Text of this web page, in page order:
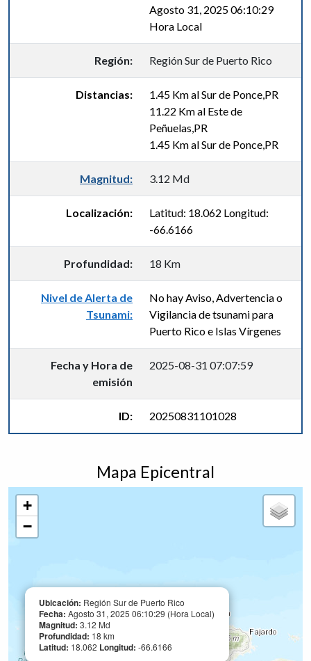
Agosto 31, 2025 06:10:29
Hora Local
Región: Región Sur de Puerto Rico
Distancias:
1.45 Km al Sur de Ponce,PR
11.22 Km al Este de
Peñuelas,PR
1.45 Km al Sur de Ponce,PR
Magnitud: 3.12 Md
Localización:
Latitud: 18.062 Longitud:
-66.6166
Profundidad: 18 Km
Nivel de Alerta de
Tsunami:
No hay Aviso, Advertencia o
Vigilancia de tsunami para
Puerto Rico e Islas Vírgenes
Fecha y Hora de
emisión
2025-08-31 07:07:59
ID: 20250831101028
Mapa Epicentral
Ubicación: Región Sur de Puerto Rico
Fecha: Agosto 31, 2025 06:10:29 (Hora Local)
Magnitud: 3.12 Md
Profundidad: 18 km
Latitud: 18.062 Longitud: -66.6166
+
−